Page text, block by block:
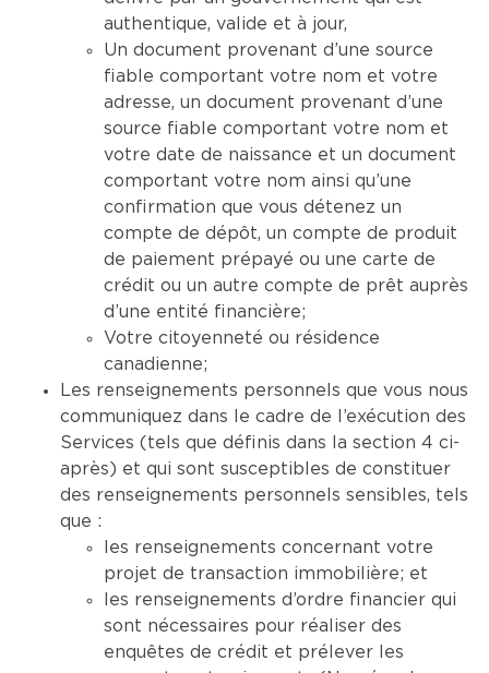
authentique, valide et à jour,
Un document provenant d’une source
fiable comportant votre nom et votre
adresse, un document provenant d’une
source fiable comportant votre nom et
votre date de naissance et un document
comportant votre nom ainsi qu’une
confirmation que vous détenez un
compte de dépôt, un compte de produit
de paiement prépayé ou une carte de
crédit ou un autre compte de prêt auprès
d’une entité financière;
Votre citoyenneté ou résidence
canadienne;
Les renseignements personnels que vous nous
communiquez dans le cadre de l’exécution des
Services (tels que définis dans la section 4 ci-
après) et qui sont susceptibles de constituer
des renseignements personnels sensibles, tels
que :
les renseignements concernant votre
projet de transaction immobilière; et
les renseignements d’ordre financier qui
sont nécessaires pour réaliser des
enquêtes de crédit et prélever les